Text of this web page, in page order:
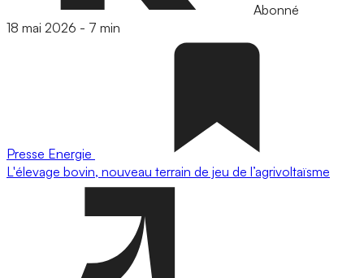
Abonné
18 mai 2026 - 7 min
Presse Energie
L'élevage bovin, nouveau terrain de jeu de l’agrivoltaïsme